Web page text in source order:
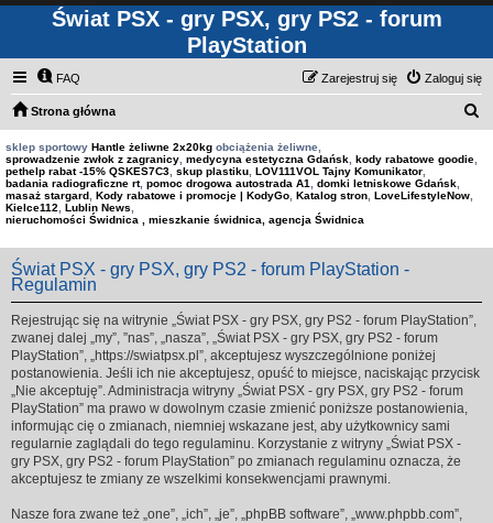
Świat PSX - gry PSX, gry PS2 - forum
PlayStation
FAQ Zaloguj się
Zarejestruj się
Strona główna
sklep sportowy Hantle żeliwne 2x20kg obciążenia żeliwne,
sprowadzenie zwłok z zagranicy medycyna estetyczna Gdańsk kody rabatowe goodie
pethelp rabat -15% QSKES7C3 skup plastiku LOV111VOL Tajny Komunikator
badania radiograficzne rt, pomoc drogowa autostrada A1 domki letniskowe Gdańsk
masaż stargard Kody rabatowe i promocje | KodyGo Katalog stron LoveLifestyleNow
Kielce112
Lublin News
nieruchomości Świdnica , mieszkanie świdnica, agencja Świdnica
Świat PSX - gry PSX, gry PS2 - forum PlayStation -
Regulamin
Rejestrując się na witrynie „Świat PSX - gry PSX, gry PS2 - forum PlayStation”,
zwanej dalej „my”, ”nas”, „nasza”, „Świat PSX - gry PSX, gry PS2 - forum
PlayStation”, „https://swiatpsx.pl”, akceptujesz wyszczególnione poniżej
postanowienia. Jeśli ich nie akceptujesz, opuść to miejsce, naciskając przycisk
„Nie akceptuję”. Administracja witryny „Świat PSX - gry PSX, gry PS2 - forum
PlayStation” ma prawo w dowolnym czasie zmienić poniższe postanowienia,
informując cię o zmianach, niemniej wskazane jest, aby użytkownicy sami
regularnie zaglądali do tego regulaminu. Korzystanie z witryny „Świat PSX -
gry PSX, gry PS2 - forum PlayStation” po zmianach regulaminu oznacza, że
akceptujesz te zmiany ze wszelkimi konsekwencjami prawnymi.
Nasze fora zwane też „one”, „ich”, „je”, „phpBB software”, „www.phpbb.com”,